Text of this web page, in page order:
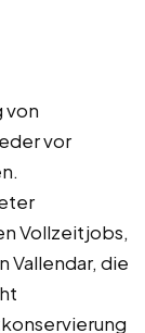
von
vor
Vollzeitjobs,
Vallendar, die